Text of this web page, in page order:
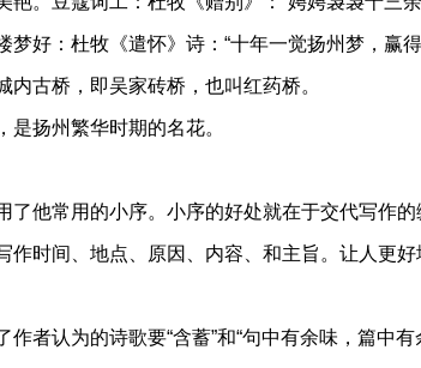
好：杜牧《遣怀》诗：“十年一觉扬州梦，赢得
古桥，即吴家砖桥，也叫红药桥。
扬州繁华时期的名花。
他常用的小序。小序的好处就在于交代写作的
作时间、地点、原因、内容、和主旨。让人更
认为的诗歌要“含蓄”和“句中有余味，篇中有